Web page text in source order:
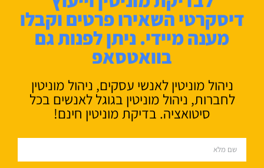
דיסקרטי השאירו פרטים וקבלו
מענה מיידי. ניתן לפנות גם
בוואטסאפ
ניהול מוניטין לאנשי עסקים, ניהול מוניטין
לחברות, ניהול מוניטין בגוגל לאנשים בכל
סיטואציה. בדיקת מוניטין חינם!